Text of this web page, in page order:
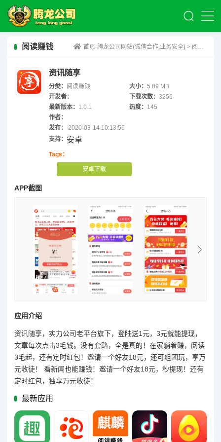
阅读赚钱 首页-腾龙公司网站(诚信合作,业务安全) > 阅读赚钱
资讯随享
分类： 阅读赚钱 大小：5.09 MB
开发者：
下载次数：3256
最新版本： 1.0.1 热度： 145
作者：
发布：
2020-03-14 10:13:56
支持： 安卓
Tags：
安卓下载
APP截图
应用介绍
资讯随享，实力公司老平台旗下，登陆送1元，3元就能提现，
文章每次点击3毛钱。没有套路，全是真的！在家躺着赚，阅读
3毛起，还有定时红包！邀请一个好友18元，还可组团玩，享万
元收徒！ 看新闻也能赚钱！邀请一个好友18元，秒提现！还有
定时红包，独享万元收徒！
最新应用